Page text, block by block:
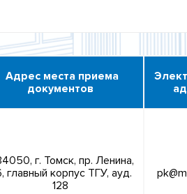
Адрес места приема
документов
г. Томск, пр. Ленина,
главный корпус ТГУ, ауд.
128